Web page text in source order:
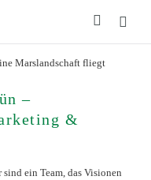
–
&
ein Team, das Visionen